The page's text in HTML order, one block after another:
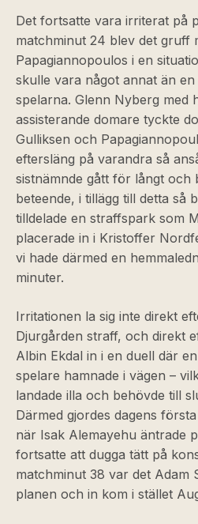
Det fortsatte vara irriterat på
matchminut 24 blev det gruff
Papagiannopoulos i en
skulle vara något annat än en
spelarna. Glenn Nyberg med
assisterande domare tyckte
Gulliksen och
eftersläng på varandra så
sistnämnde gått för långt och
beteende, i tillägg till detta så
tilldelade en straffspark som
placerade in i Kristoffer
vi hade därmed en
minuter.
Irritationen la sig inte direkt
Djurgården straff, och direkt
Albin Ekdal in i en duell där
spelare hamnade i vägen –
landade illa och behövde till
Därmed gjordes dagens
när Isak Alemayehu äntrade
fortsatte att dugga tätt på
matchminut 38 var det Adam
planen och in kom i stället